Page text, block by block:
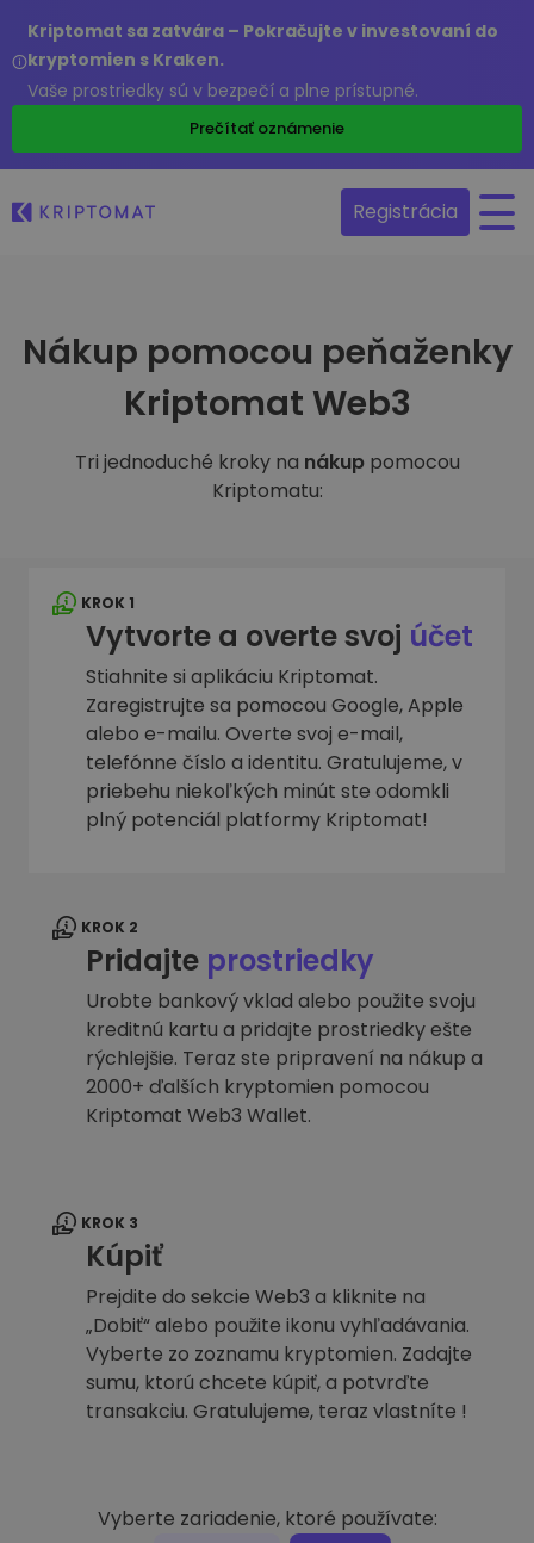
Kriptomat sa zatvára – Pokračujte v investovaní do
kryptomien s Kraken.
Vaše prostriedky sú v bezpečí a plne prístupné.
Prečítať oznámenie
Registrácia
Nákup pomocou peňaženky
Kriptomat Web3
Tri jednoduché kroky na nákup pomocou
Kriptomatu:
KROK 1
Vytvorte a overte svoj účet
Stiahnite si aplikáciu Kriptomat.
Zaregistrujte sa pomocou Google, Apple
alebo e-mailu. Overte svoj e-mail,
telefónne číslo a identitu. Gratulujeme, v
priebehu niekoľkých minút ste odomkli
plný potenciál platformy Kriptomat!
KROK 2
Pridajte prostriedky
Urobte bankový vklad alebo použite svoju
kreditnú kartu a pridajte prostriedky ešte
rýchlejšie. Teraz ste pripravení na nákup a
2000+ ďalších kryptomien pomocou
Kriptomat Web3 Wallet.
KROK 3
Kúpiť
Prejdite do sekcie Web3 a kliknite na
„Dobiť“ alebo použite ikonu vyhľadávania.
Vyberte zo zoznamu kryptomien. Zadajte
sumu, ktorú chcete kúpiť, a potvrďte
transakciu. Gratulujeme, teraz vlastníte !
Vyberte zariadenie, ktoré používate: